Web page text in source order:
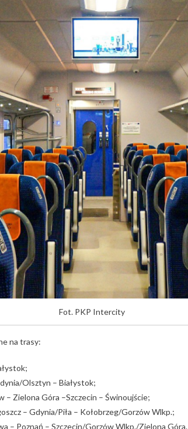
Fot. PKP Intercity
na trasy:
Olsztyn – Białystok;
Zielona Góra –Szczecin – Świnoujście;
– Gdynia/Piła – Kołobrzeg/Gorzów Wlkp.;
– Poznań – Szczecin/Gorzów Wlkp./Zielona Góra.